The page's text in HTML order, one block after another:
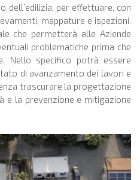
dell’edilizia, per effettuare, con
mappature e ispezioni.
che permetterà alle Aziende
problematiche prima che
Nello specifico potrà essere
di avanzamento dei lavori e
trascurare la progettazione
e la prevenzione e mitigazione